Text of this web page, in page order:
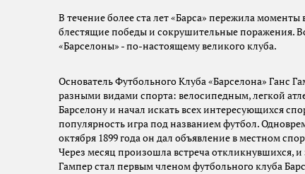
В течение более ста лет «Барса» пережила
блестящие победы и сокрушительные поражения.
«Барселоны» - по-настоящему великого клуба.
Основатель Футбольного Клуба «Барселона» Ганс
разными видами спорта: велосипедным, легкой
Барселону и начал искать всех интересующихся
популярность игра под названием футбол.
октября 1899 года он дал объявление в местном
Через месяц произошла встреча откликнувшихся, и
Гампер стал первым членом футбольного клуба